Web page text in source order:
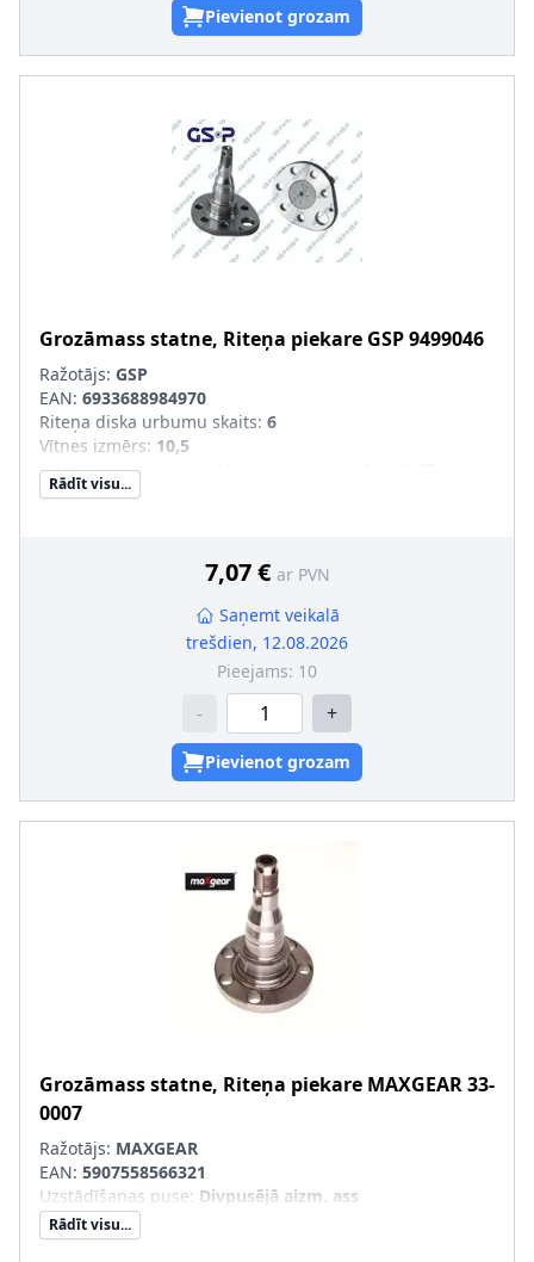
Pievienot grozam
Grozāmass statne, Riteņa piekare GSP9499046
Ražotājs: GSP
EAN: 6933688984970
Riteņa diska urbumu skaits: 6
Vītnes izmērs: 10,5
Attālums starp stiprināšanas urbumiem [mm]
Rādīt visu...
7,07 € ar PVN
Saņemt veikalā
trešdien, 12.08.2026
Pieejams: 10
- +
Pievienot grozam
Grozāmass statne, Riteņa piekare MAXGEAR33-
0007
Ražotājs: MAXGEAR
EAN: 5907558566321
Uzstādīšanas puse: Divpusējā aizm. ass
Rādīt visu...